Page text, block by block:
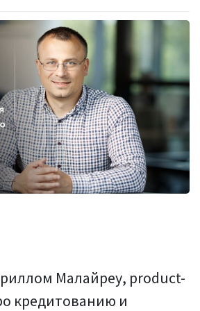
Малайреу, product-
кредитованию и